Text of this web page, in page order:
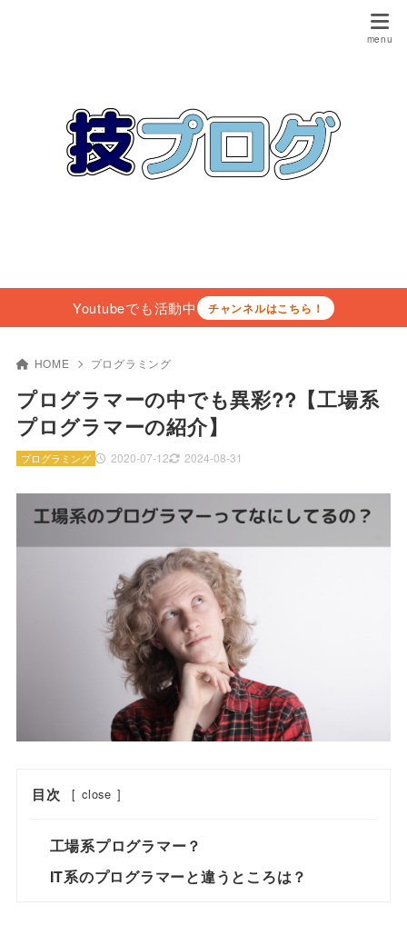
Youtubeでも活動中 チャンネルはこちら！
HOME プログラミング
プログラマーの中でも異彩??【工場系
プログラマーの紹介】
2020-07-12 2024-08-31
プログラミング
目次 [ close ]
工場系プログラマー？
IT系のプログラマーと違うところは？